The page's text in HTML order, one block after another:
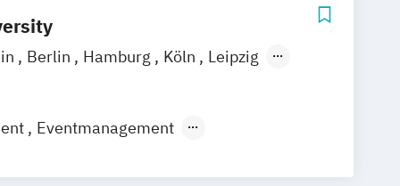
Berlin Hamburg Köln
Leipzig
Eventmanagement